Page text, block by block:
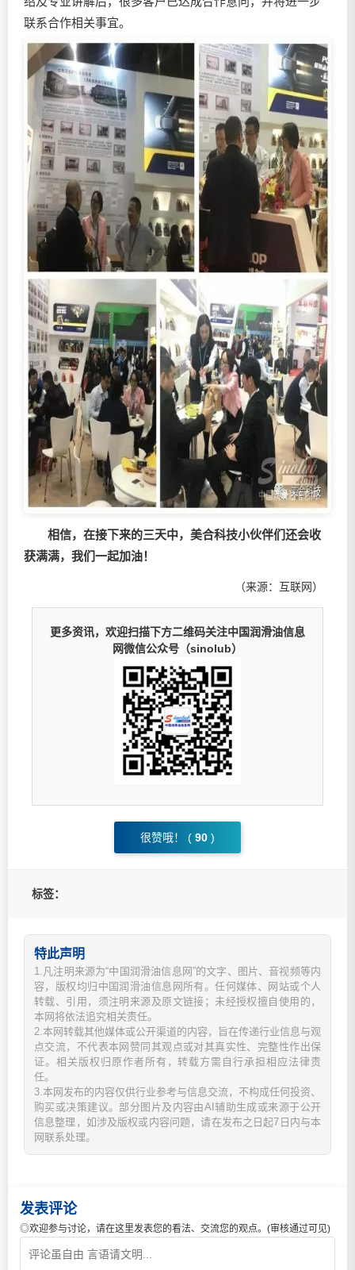
联系合作相关事宜。
相信，在接下来的三天中，美合科技小伙伴们还会收
获满满，我们一起加油！
（来源：互联网）
更多资讯，欢迎扫描下方二维码关注中国润滑油信息
网微信公众号（sinolub）
很赞哦！ ( 90 )
标签：
特此声明
1.凡注明来源为“中国润滑油信息网”的文字、图片、音视频等内
容，版权均归中国润滑油信息网所有。任何媒体、网站或个人
转载、引用，须注明来源及原文链接；未经授权擅自使用的，
本网将依法追究相关责任。
2.本网转载其他媒体或公开渠道的内容，旨在传递行业信息与观
点交流，不代表本网赞同其观点或对其真实性、完整性作出保
证。相关版权归原作者所有，转载方需自行承担相应法律责
任。
3.本网发布的内容仅供行业参考与信息交流，不构成任何投资、
购买或决策建议。部分图片及内容由AI辅助生成或来源于公开
信息整理，如涉及版权或内容问题，请在发布之日起7日内与本
网联系处理。
发表评论
◎欢迎参与讨论，请在这里发表您的看法、交流您的观点。(审核通过可见)